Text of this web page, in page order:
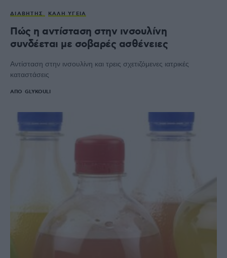
ΔΙΑΒΉΤΗΣ ΚΑΛΉ ΥΓΕΊΑ
Πώς η αντίσταση στην ινσουλίνη
συνδέεται με σοβαρές ασθένειες
Αντίσταση στην ινσουλίνη και τρεις σχετιζόμενες ιατρικές
καταστάσεις
ΑΠΌ GLYKOULI